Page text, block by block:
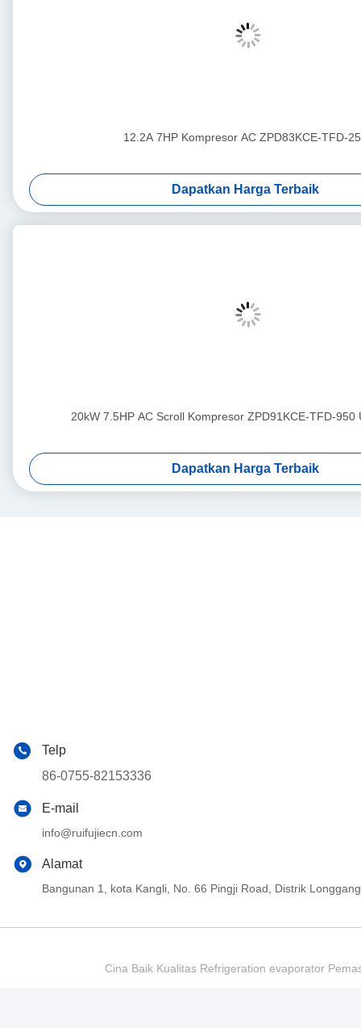
12.2A 7HP Kompresor AC ZPD83KCE-TFD-
Dapatkan Harga Terbaik
20kW 7.5HP AC Scroll Kompresor ZPD91KCE-TFD-950
Dapatkan Harga Terbaik
Telp
86-0755-82153336
E-mail
info@ruifujiecn.com
Alamat
Bangunan 1, kota Kangli, No. 66 Pingji Road, Distrik
Cina Baik Kualitas Refrigeration evaporator